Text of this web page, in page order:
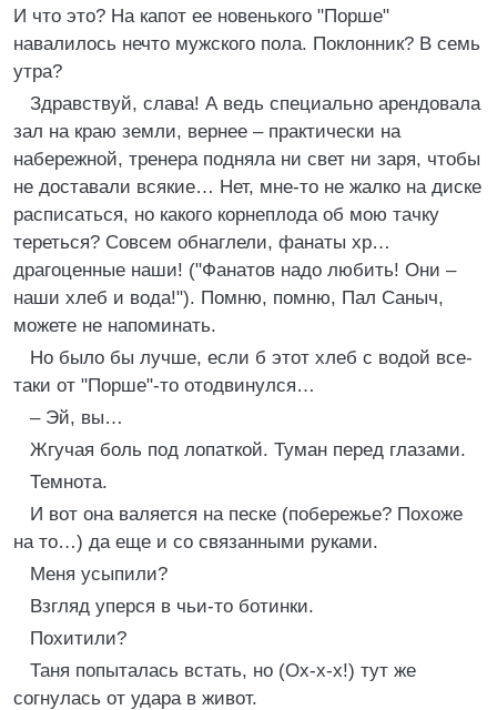
И что это? На капот ее новенького "Порше"
навалилось нечто мужского пола. Поклонник? В семь
утра?
Здравствуй, слава! А ведь специально арендовала
зал на краю земли, вернее – практически на
набережной, тренера подняла ни свет ни заря, чтобы
не доставали всякие… Нет, мне-то не жалко на диске
расписаться, но какого корнеплода об мою тачку
тереться? Совсем обнаглели, фанаты хр…
драгоценные наши! ("Фанатов надо любить! Они –
наши хлеб и вода!"). Помню, помню, Пал Саныч,
можете не напоминать.
Но было бы лучше, если б этот хлеб с водой все-
таки от "Порше"-то отодвинулся…
– Эй, вы…
Жгучая боль под лопаткой. Туман перед глазами.
Темнота.
И вот она валяется на песке (побережье? Похоже
на то…) да еще и со связанными руками.
Меня усыпили?
Взгляд уперся в чьи-то ботинки.
Похитили?
Таня попыталась встать, но (Ох-х-х!) тут же
согнулась от удара в живот.